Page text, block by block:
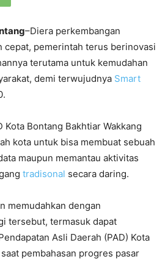
–Diera perkembangan
cepat, pemerintah terus berinovasi
terutama untuk kemudahan
demi terwujudnya Smart
Kota Bontang Bakhtiar Wakkang
kota untuk bisa membuat sebuah
maupun memantau aktivitas
tradisonal secara daring.
memudahkan dengan
tersebut, termasuk dapat
Asli Daerah (PAD) Kota
pembahasan progres pasar